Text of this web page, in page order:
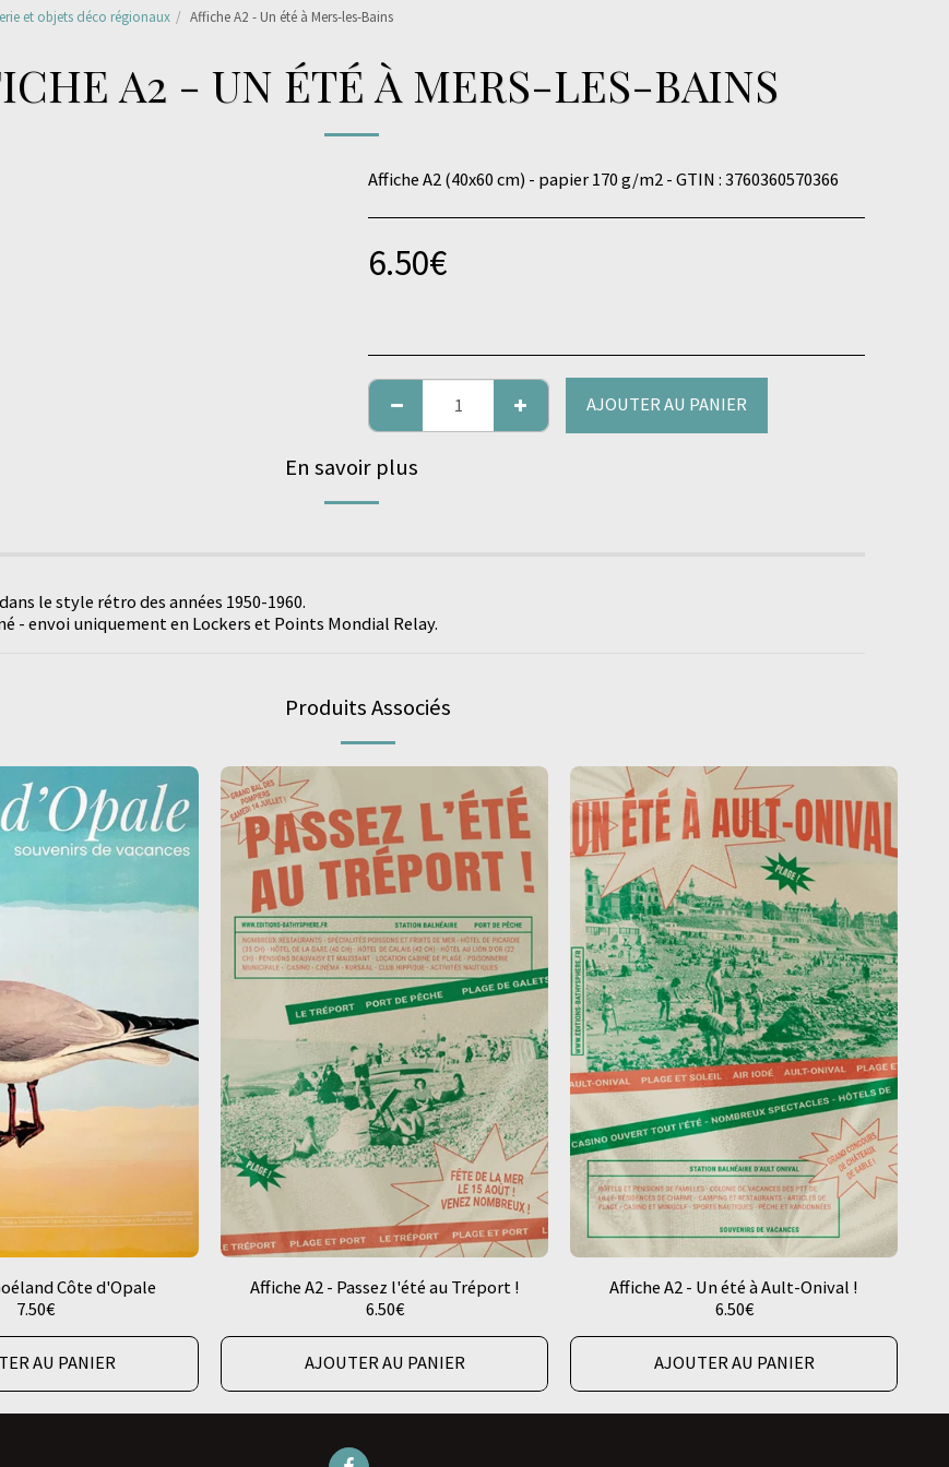
et objets déco régionaux Affiche A2 - Un été à Mers-les-Bains
A2 - UN ÉTÉ À MERS-LES-BAINS
Affiche A2 (40x60 cm) - papier 170 g/m2 - GTIN : 3760360570366
6.50€
AJOUTER AU PANIER
En savoir plus
le style rétro des années 1950-1960.
- envoi uniquement en Lockers et Points Mondial Relay.
Produits Associés
Côte d'Opale
7.50€
AU PANIER
Affiche A2 - Passez l'été au Tréport !
6.50€
AJOUTER AU PANIER
Affiche A2 - Un été à Ault-Onival !
6.50€
AJOUTER AU PANIER